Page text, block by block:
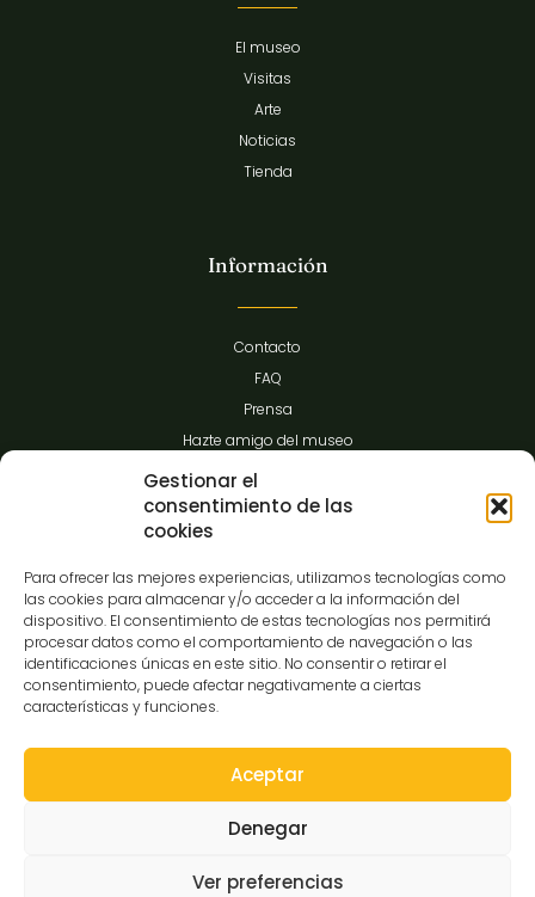
Gestionar el
consentimiento de las
cookies
Para ofrecer las mejores experiencias, utilizamos tecnologías como
las cookies para almacenar y/o acceder a la información del
dispositivo. El consentimiento de estas tecnologías nos permitirá
procesar datos como el comportamiento de navegación o las
identificaciones únicas en este sitio. No consentir o retirar el
consentimiento, puede afectar negativamente a ciertas
características y funciones.
Aceptar
Denegar
Ver preferencias
El museo
Visitas
Arte
Noticias
Tienda
Información
Contacto
FAQ
Prensa
Hazte amigo del museo
Transparencia
C/Gibraltar,14
37008-Salamanca